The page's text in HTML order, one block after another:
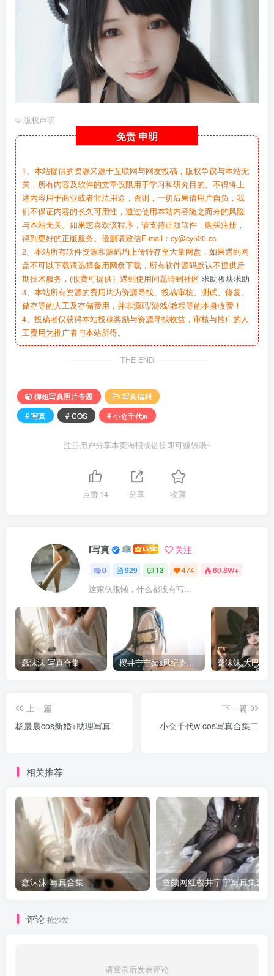
© 版权声明
免责 申明
1、本站提供的资源来源于互联网与网友投稿，版权争议与本站无
关，所有内容及软件的文章仅限用于学习和研究目的。不得将上
述内容用于商业或者非法用途，否则，一切后果请用户自负，我
们不保证内容的长久可用性，通过使用本站内容随之而来的风险
与本站无关。如果您喜欢该程序，请支持正版软件，购买注册，
得到更好的正版服务。侵删请致信E-mail：cy@cy520.cc
2、本站所有软件资源和源码均上传转存至大量网盘，如果遇到网
盘不可以下载请选择备用网盘下载，所有软件源码默认不提供后
期技术服务，(收费可提供）遇到使用问题请到社区 求助板块求助
3、本站所有资源的费用均为资源寻找、投稿审核、测试、修复、
储存等的人工及存储费用，并非源码/游戏/教程等的本身收费！
4、投稿者仅获得本站投稿奖励与资源寻找收益，审核与推广的人
工费用为推广者与本站所得。
THE END
御姐写真照片专题
写真福利
# 写真
# COS # 小仓千代w
注册用户分享本页海报或链接即可赚钱哦~
点赞14 分享 收藏
i写真 关注
0 929 13 474 60.8W+
这家伙很懒，什么都没有写...
蠢沫沫 写真合集 樱井宁宁cos风纪委员写真套图
上一篇
杨晨晨cos新婚+助理写真
下一篇
小仓千代w cos写真合集二
相关推荐
蠢沫沫 写真合集 童颜网红樱井宁宁写真集套图
评论 抢沙发
请登录后发表评论